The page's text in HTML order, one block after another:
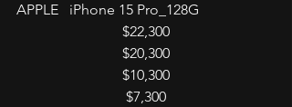
APPLE   iPhone 15 Pro_128G
$22,300
$20,300
$10,300
$7,300